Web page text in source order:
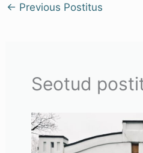
← Previous Postitus
Seotud